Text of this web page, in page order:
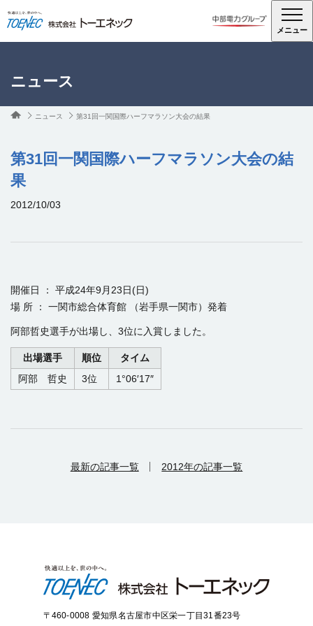
メニュー
ニュース
ニュース 第31回一関国際ハーフマラソン大会の結果
第31回一関国際ハーフマラソン大会の結
果
2012/10/03
開催日 ： 平成24年9月23日(日)
場 所 ： 一関市総合体育館 （岩手県一関市）発着
阿部哲史選手が出場し、3位に入賞しました。
出場選手 順位
タイム
阿部 哲史
3位 1°06′17″
最新の記事一覧 2012年の記事一覧
〒460-0008 愛知県名古屋市中区栄一丁目31番23号